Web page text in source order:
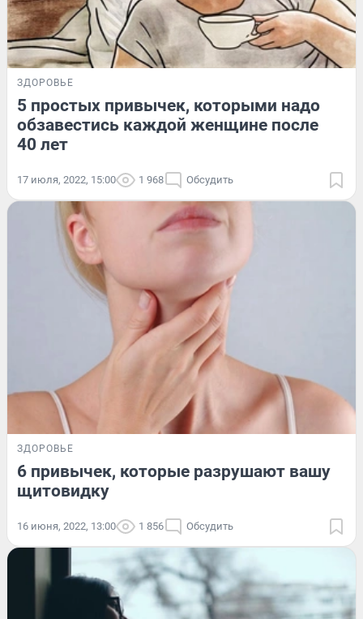
ЗДОРОВЬЕ
5 простых привычек, которыми надо
обзавестись каждой женщине после
40 лет
17 июля, 2022, 15:00 1 968 Обсудить
ЗДОРОВЬЕ
6 привычек, которые разрушают вашу
щитовидку
16 июня, 2022, 13:00 1 856 Обсудить